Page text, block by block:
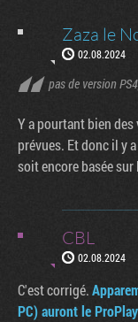
Zaza le
02.08.2024
pas de version
Y a pourtant bien
prévues. Et donc il y
soit encore basée
CBL
02.08.2024
C'est corrigé.
PC) auront le ProPlay